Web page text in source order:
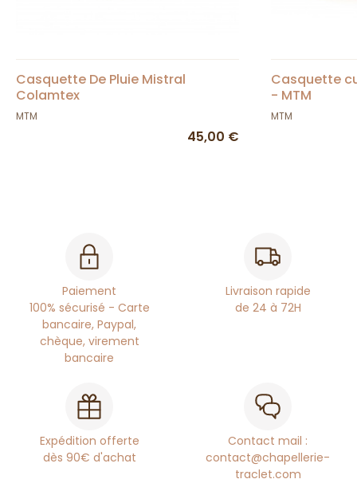
Casquette De Pluie Mistral
Colamtex
MTM
45,00 €
Casquette
- MTM
MTM
Paiement
100% sécurisé - Carte
bancaire, Paypal,
chèque, virement
bancaire
Livraison rapide
de 24 à 72H
Expédition offerte
dès 90€ d'achat
Contact mail :
contact@chapellerie-
traclet.com